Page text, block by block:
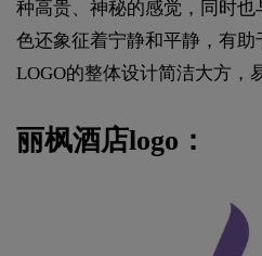
种高贵、神秘的感觉，同时
色还象征着宁静和平静，有助
LOGO的整体设计简洁大方，
丽枫酒店logo：